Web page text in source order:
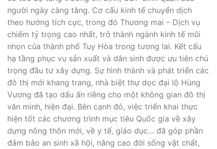
người ngày càng tăng. Cơ cấu kinh tế chuyển dịch
theo hướng tích cực, trong đó Thương mai – Dịch vụ
chiếm tỷ trọng cao nhất, trở thành ngành kinh tế mũi
nhọn của thành phố Tuy Hòa trong tương lai. Kết cấu
hạ tầng phục vụ sản xuất và dân sinh được ưu tiên chú
trọng đầu tư xây dựng. Sự hình thành và phát triển các
đô thị mới khang trang, nhà biệt thự dọc đại lộ Hùng
Vương đã tạo dấu ấn riêng cho một không gian đô thị
văn minh, hiện đại. Bên cạnh đó, việc triển khai thực
hiện tốt các chương trình mục tiêu Quốc gia về xây
dựng nông thôn mới, về y tế, giáo dục… đã góp phần
đảm bảo an sinh xã hội, nâng cao đời sống vật chất,